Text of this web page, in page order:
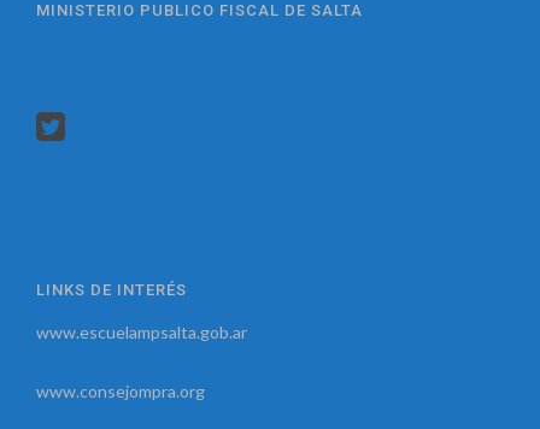
MINISTERIO PUBLICO FISCAL DE SALTA
LINKS DE INTERÉS
www.escuelampsalta.gob.ar
www.consejompra.org